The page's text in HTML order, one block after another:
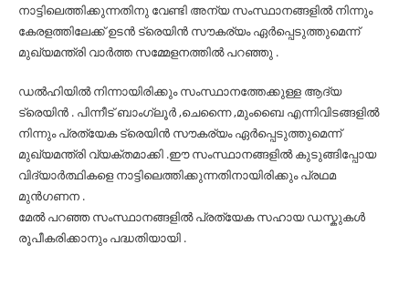
നാട്ടിലെത്തിക്കുന്നതിനു വേണ്ടി അന്യ സംസ്ഥാനങ്ങളിൽ നിന്നും
കേരളത്തിലേക്ക് ഉടൻ ട്രെയിൻ സൗകര്യം ഏർപ്പെടുത്തുമെന്ന്
മുഖ്യമന്ത്രി വാർത്ത സമ്മേളനത്തിൽ പറഞ്ഞു .
ഡൽഹിയിൽ നിന്നായിരിക്കും സംസ്ഥാനത്തേക്കുള്ള ആദ്യ
ട്രെയിൻ . പിന്നീട് ബാംഗ്ലൂർ ,ചെന്നൈ ,മുംബൈ എന്നിവിടങ്ങളിൽ
നിന്നും പ്രത്യേക ട്രെയിൻ സൗകര്യം ഏർപ്പെടുത്തുമെന്ന്
മുഖ്യമന്ത്രി വ്യക്തമാക്കി .ഈ സംസ്ഥാനങ്ങളിൽ കുടുങ്ങിപ്പോയ
വിദ്യാർത്ഥികളെ നാട്ടിലെത്തിക്കുന്നതിനായിരിക്കും പ്രഥമ
മുൻഗണന .
മേൽ പറഞ്ഞ സംസ്ഥാനങ്ങളിൽ പ്രത്യേക സഹായ ഡസ്കുകൾ
രൂപീകരിക്കാനും പദ്ധതിയായി .